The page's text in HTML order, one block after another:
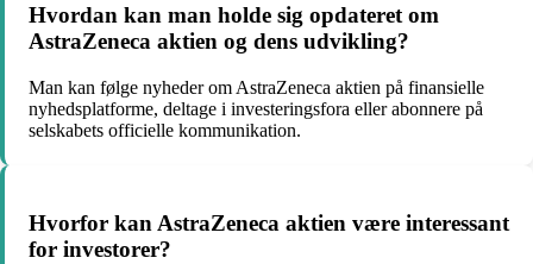
Hvordan kan man holde sig opdateret om
AstraZeneca aktien og dens udvikling?
Man kan følge nyheder om AstraZeneca aktien på finansielle
nyhedsplatforme, deltage i investeringsfora eller abonnere på
selskabets officielle kommunikation.
Hvorfor kan AstraZeneca aktien være interessant
for investorer?